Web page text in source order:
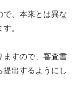
で、本来とは異な
。
ますので、審査書
提出するようにし